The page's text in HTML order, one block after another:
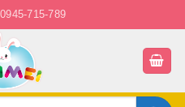
715-789